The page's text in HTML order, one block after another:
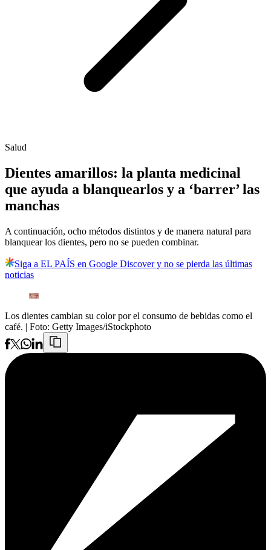
Salud
Dientes amarillos: la planta medicinal
que ayuda a blanquearlos y a ‘barrer’ las
manchas
A continuación, ocho métodos distintos y de manera natural para
blanquear los dientes, pero no se pueden combinar.
Siga a EL PAÍS en Google Discover y no se pierda las últimas
noticias
Los dientes cambian su color por el consumo de bebidas como el
café. | Foto: Getty Images/iStockphoto